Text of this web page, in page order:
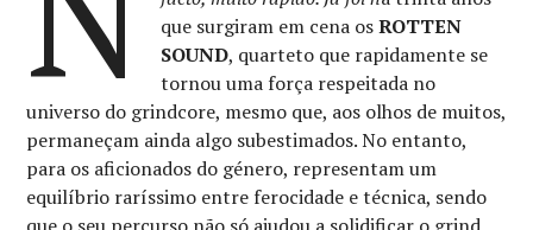
que surgiram em cena osROTTEN
SOUND, quarteto que rapidamente se
tornou uma força respeitada no
universo do grindcore, mesmo que, aos olhos de muitos,
permaneçam ainda algo subestimados. No entanto,
para os aficionados do género, representam um
equilíbrio raríssimo entre ferocidade e técnica, sendo